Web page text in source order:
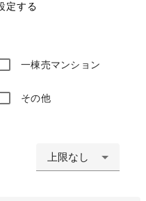
定する
一棟売マンション
その他
上限なし